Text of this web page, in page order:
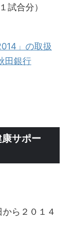
試合分）
」の取扱
田銀行
サポー
ら２０１４